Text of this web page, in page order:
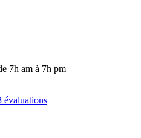
7h am à 7h pm
évaluations